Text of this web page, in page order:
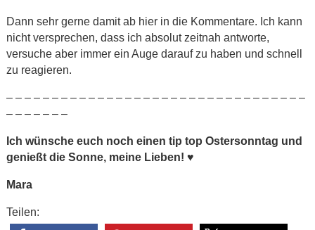
Dann sehr gerne damit ab hier in die Kommentare. Ich kann
nicht versprechen, dass ich absolut zeitnah antworte,
versuche aber immer ein Auge darauf zu haben und schnell
zu reagieren.
– – – – – – – – – – – – – – – – – – – – – – – – – – – – – – – – –
– – – – – – –
Ich wünsche euch noch einen tip top Ostersonntag und
genießt die Sonne, meine Lieben! ♥
Mara
Teilen: